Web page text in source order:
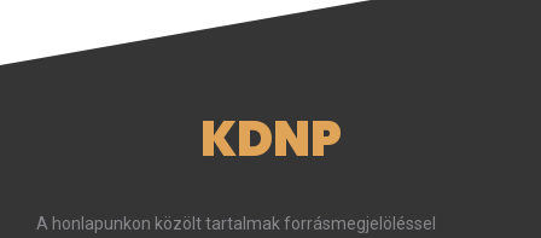
KDNP
A honlapunkon közölt tartalmak forrásmegjelöléssel